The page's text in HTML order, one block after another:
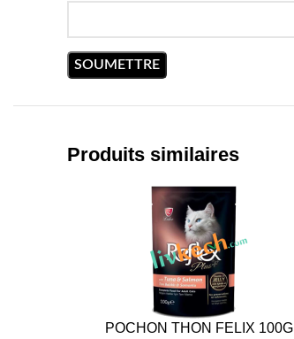
Produits similaires
POCHON THON FELIX 100G